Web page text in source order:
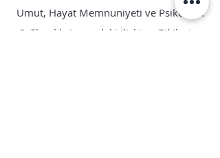
Umut, Hayat Memnuniyeti ve Psikolojik
Sağlamlık Arasındaki İlişki ve Etkileşim